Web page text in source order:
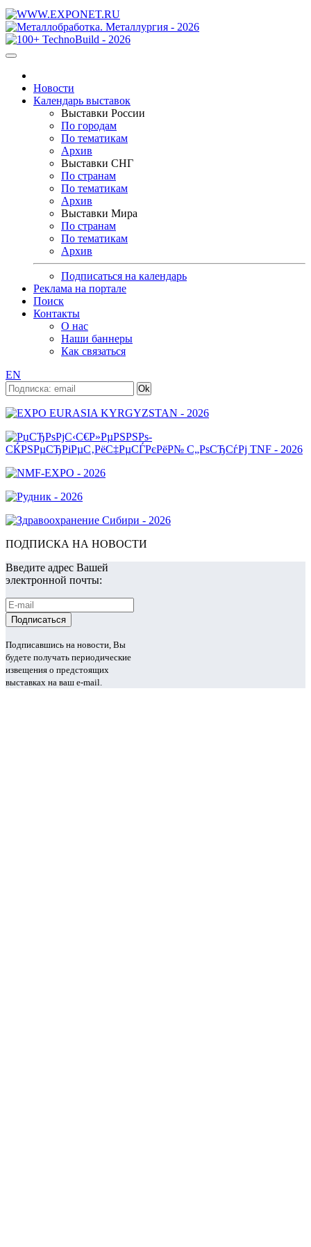
Новости
Календарь выставок
Выставки России
По городам
По тематикам
Архив
Выставки СНГ
По странам
По тематикам
Архив
Выставки Мира
По странам
По тематикам
Архив
Подписаться на календарь
Реклама на портале
Поиск
Контакты
О нас
Наши баннеры
Как связаться
EN
ПОДПИСКА НА НОВОСТИ
Введите адрес Вашей
электронной почты:
Подписавшись на новости, Вы
будете получать периодические
извещения о предстоящих
выставках на ваш e-mail.